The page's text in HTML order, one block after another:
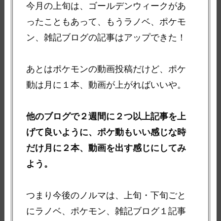
今月の上旬は、ゴールデンウィークがあ
ったこともあって、もうラノベ、ポケモ
ン、雑記ブログの記事はアップできた！
あとはポケモンの動画投稿だけど、ポケ
動は月に１本、動画が上がればいいや。
他のブログで２週間に２つ以上記事を上
げて良いように、ポケ動もいい感じな時
だけ月に２本、動画を出す感じにしてみ
よう。
つまり今後のノルマは、上旬・下旬ごと
にラノベ、ポケモン、雑記ブログ１記事